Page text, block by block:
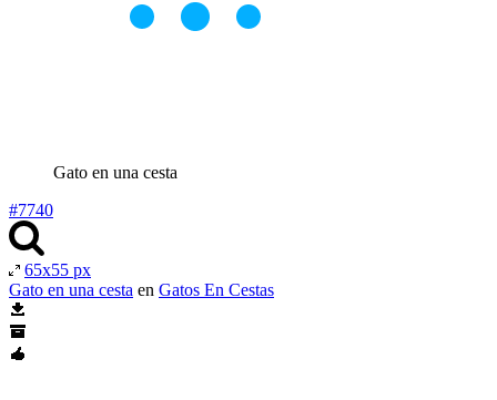
Gato en una cesta
#7740
65x55 px
Gato en una cesta en Gatos En Cestas